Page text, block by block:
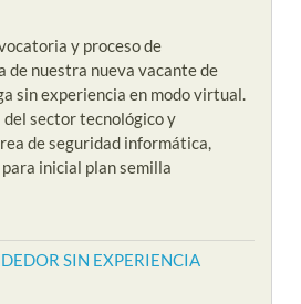
y proceso de
de nuestra nueva vacante de
sin experiencia en modo virtual.
sector tecnológico y
de seguridad informática,
inicial plan semilla
SIN EXPERIENCIA